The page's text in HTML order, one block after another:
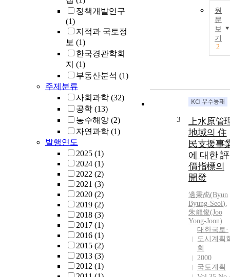
정책개발연구
(1)
지적과 국토정
보 (1)
한국경관학회
지 (1)
부동산분석 (1)
주제분류
사회과학 (32)
공학 (13)
농수해양 (2)
자연과학 (1)
발행연도
2025 (1)
2024 (1)
2022 (2)
2021 (3)
2020 (2)
2019 (2)
2018 (3)
2017 (1)
2016 (1)
2015 (2)
2013 (3)
2012 (1)
원
문
보
기
2
3
上水原管
地域의 住
民支援事
에 대한 評
價指標의
開發
邊秉卨(Byun
Byung-Seol),
朱龍俊(Joo
Yong-Joon)
대한국토·
도시계획
회
2000
국토계획